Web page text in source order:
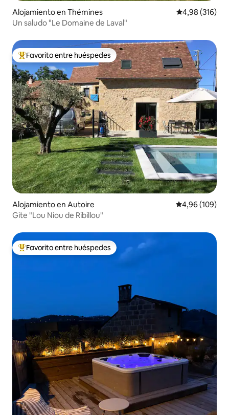
Alojamiento en Thémines Calificación
4,98 (316)
Un saludo "Le Domaine de Laval"
Favorito entre los huéspedes más destacados
Favorito entre huéspedes
Alojamiento en Autoire Calificación
4,96 (109)
Gite "Lou Niou de Ribillou"
Favorito entre los huéspedes más destacados
Favorito entre huéspedes